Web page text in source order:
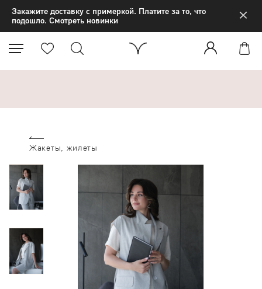
Закажите доставку с примеркой. Платите за то, что
подошло. Смотреть новинки
×
Жакеты, жилеты